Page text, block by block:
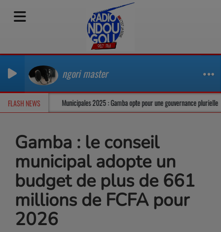
ngori master
FLASH NEWS
climat tendu Municipales 2025 : Gamba opte pour une gouvernance
Gamba : le conseil
municipal adopte un
budget de plus de 661
millions de FCFA pour
2026